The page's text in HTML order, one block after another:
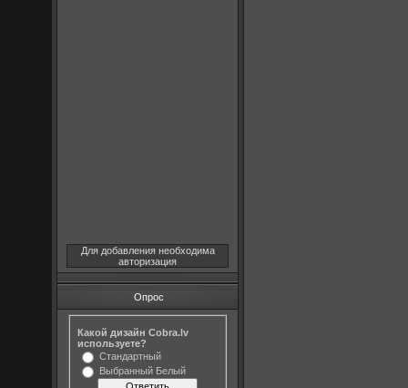
Для добавления необходима
авторизация
Опрос
Какой дизайн Cobra.lv
используете?
Стандартный
Выбранный Белый